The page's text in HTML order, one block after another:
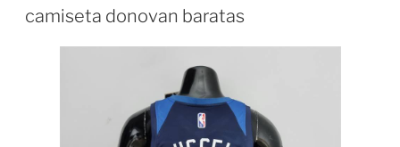
camiseta donovan baratas